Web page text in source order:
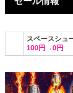
スペースシュ
100円→0円